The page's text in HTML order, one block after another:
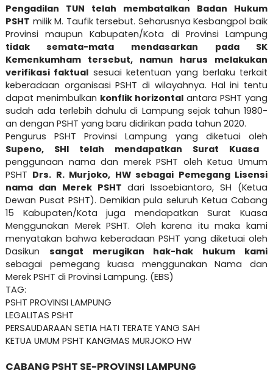
Pengadilan TUN telah membatalkan Badan Hukum
PSHT milik M. Taufik tersebut. Seharusnya Kesbangpol baik
Provinsi maupun Kabupaten/Kota di Provinsi Lampung
tidak semata-mata mendasarkan pada SK
Kemenkumham tersebut, namun harus melakukan
verifikasi faktual sesuai ketentuan yang berlaku terkait
keberadaan organisasi PSHT di wilayahnya. Hal ini tentu
dapat menimbulkan konflik horizontal antara PSHT yang
sudah ada terlebih dahulu di Lampung sejak tahun 1980-
an dengan PSHT yang baru didirikan pada tahun 2020.
Pengurus PSHT Provinsi Lampung yang diketuai oleh
Supeno, SHI telah mendapatkan Surat Kuasa
penggunaan nama dan merek PSHT oleh Ketua Umum
PSHT Drs. R. Murjoko, HW sebagai Pemegang Lisensi
nama dan Merek PSHT dari Issoebiantoro, SH (Ketua
Dewan Pusat PSHT). Demikian pula seluruh Ketua Cabang
15 Kabupaten/Kota juga mendapatkan Surat Kuasa
Menggunakan Merek PSHT. Oleh karena itu maka kami
menyatakan bahwa keberadaan PSHT yang diketuai oleh
Dasikun sangat merugikan hak-hak hukum kami
sebagai pemegang kuasa menggunakan Nama dan
Merek PSHT di Provinsi Lampung. (EBS)
TAG:
PSHT PROVINSI LAMPUNG
LEGALITAS PSHT
PERSAUDARAAN SETIA HATI TERATE YANG SAH
KETUA UMUM PSHT KANGMAS MURJOKO HW
CABANG PSHT SE-PROVINSI LAMPUNG